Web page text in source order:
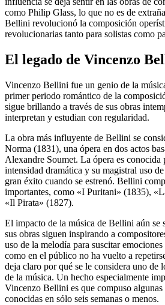
como Philip Glass, lo que no es de
Bellini revolucionó la composición
revolucionarias tanto para solistas como
El legado de Vincenzo
Vincenzo Bellini fue un genio de la
primer periodo romántico de la
sigue brillando a través de sus obras
interpretan y estudian con regularidad.
La obra más influyente de Bellini se
Norma (1831), una ópera en dos actos
Alexandre Soumet. La ópera es conocida
intensidad dramática y su magistral uso
gran éxito cuando se estrenó. Bellini
importantes, como «I Puritani» (1835),
«Il Pirata» (1827).
El impacto de la música de Bellini aún se
sus obras siguen inspirando a
uso de la melodía para suscitar
como en el público no ha vuelto a
deja claro por qué se le considera uno de
de la música. Un hecho especialmente
Vincenzo Bellini es que compuso algunas
conocidas en sólo seis semanas o menos.